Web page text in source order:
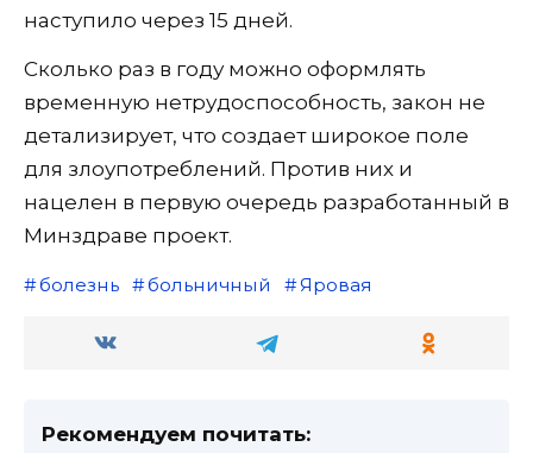
наступило через 15 дней.
Сколько раз в году можно оформлять
временную нетрудоспособность, закон не
детализирует, что создает широкое поле
для злоупотреблений. Против них и
нацелен в первую очередь разработанный в
Минздраве проект.
болезнь больничный Яровая
Рекомендуем почитать: